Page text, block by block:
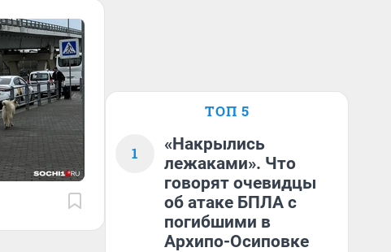
ТОП 5
1
«Накрылись
лежаками». Что
говорят очевидцы
об атаке БПЛА с
погибшими в
Архипо-Осиповке